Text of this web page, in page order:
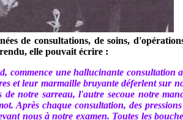
de consultations, de soins,
elle pouvait écrire :
commence une hallucinante consultation
et leur marmaille bruyante déferlent sur
notre sarreau, l'autre secoue notre
Après chaque consultation, des
nous à notre examen. Toutes les